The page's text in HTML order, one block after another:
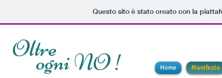
Questo sito è stato creato con la
Home Manifesto
NO !